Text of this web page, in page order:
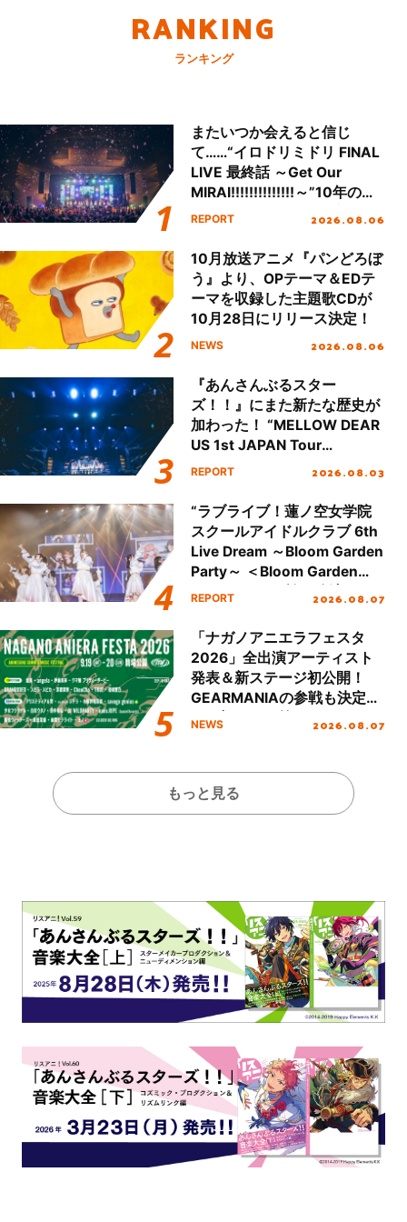
RANKING
ランキング
またいつか会えると信じ
て……“イロドリミドリ FINAL
LIVE 最終話 ～Get Our
MIRAI!!!!!!!!!!!!!!～”10年の活
動を経てファイナルを迎える
REPORT 2026.08.06
10月放送アニメ『パンどろぼ
う』より、OPテーマ＆EDテ
ーマを収録した主題歌CDが
10月28日にリリース決定！
NEWS 2026.08.06
『あんさんぶるスター
ズ！！』にまた新たな歴史が
加わった！ “MELLOW DEAR
US 1st JAPAN Tour
Final「NICE to meet YOU
ート!!
REPORT 2026.08.03
“ラブライブ！蓮ノ空女学院
スクールアイドルクラブ 6th
Live Dream ～Bloom Garden
Party～ ＜Bloom Garden
Party Stage／埼玉公演＞”
REPORT 2026.08.07
「ナガノアニエラフェスタ
2026」全出演アーティスト
発表＆新ステージ初公開！
GEARMANIAの参戦も決定
し、初となる第3ステージの
NEWS 2026.08.07
もっと見る